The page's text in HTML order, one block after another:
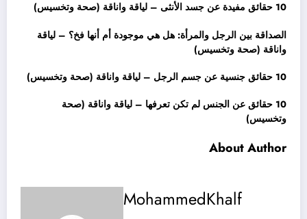
10 حقائق مفيدة عن جسد الأنثى – لياقة واناقة (صحة وتخسيس)
الصداقة بين الرجل والمرأة: هل هي موجودة أم أنها فخ؟ – لياقة
واناقة (صحة وتخسيس)
10 حقائق جنسية عن جسم الرجل – لياقة واناقة (صحة وتخسيس)
10 حقائق عن الجنس لم تكن تعرفها – لياقة واناقة (صحة
وتخسيس)
About Author
MohammedKhalf